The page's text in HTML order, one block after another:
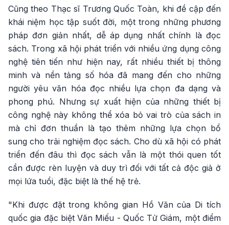
Cũng theo Thạc sĩ Trương Quốc Toàn, khi đề cập đến
khái niệm học tập suốt đời, một trong những phương
pháp đơn giản nhất, dễ áp dụng nhất chính là đọc
sách. Trong xã hội phát triển với nhiều ứng dụng công
nghệ tiên tiến như hiện nay, rất nhiều thiết bị thông
minh và nền tảng số hóa đã mang đến cho những
người yêu văn hóa đọc nhiều lựa chọn đa dạng và
phong phú. Nhưng sự xuất hiện của những thiết bị
công nghệ này không thể xóa bỏ vai trò của sách in
mà chỉ đơn thuần là tạo thêm những lựa chọn bổ
sung cho trải nghiệm đọc sách. Cho dù xã hội có phát
triển đến đâu thì đọc sách vẫn là một thói quen tốt
cần được rèn luyện và duy trì đối với tất cả độc giả ở
mọi lứa tuổi, đặc biệt là thế hệ trẻ.
"Khi được đặt trong không gian Hồ Văn của Di tích
quốc gia đặc biệt Văn Miếu - Quốc Tử Giám, một điểm